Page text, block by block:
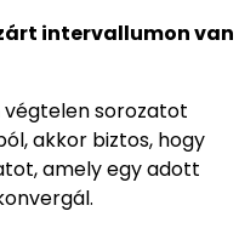
intervallumon van
végtelen sorozatot
akkor biztos, hogy
amely egy adott